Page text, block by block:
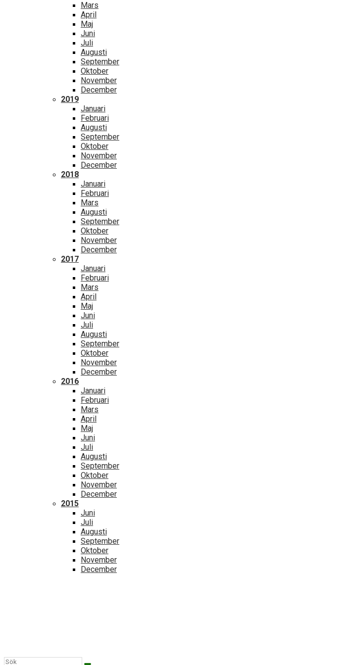
Mars
April
Maj
Juni
Juli
Augusti
September
Oktober
November
December
2019
Januari
Februari
Augusti
September
Oktober
November
December
2018
Januari
Februari
Mars
Augusti
September
Oktober
November
December
2017
Januari
Februari
Mars
April
Maj
Juni
Juli
Augusti
September
Oktober
November
December
2016
Januari
Februari
Mars
April
Maj
Juni
Juli
Augusti
September
Oktober
November
December
2015
Juni
Juli
Augusti
September
Oktober
November
December